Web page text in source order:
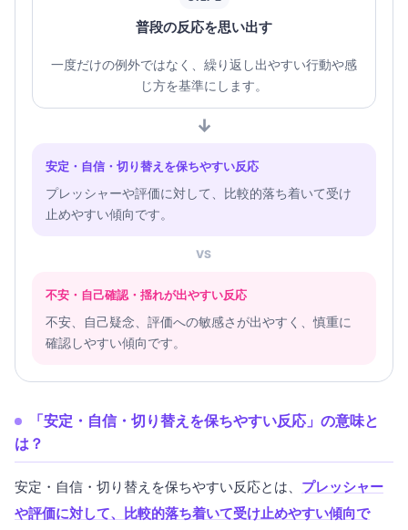
普段の反応を思い出す
一度だけの例外ではなく、繰り返し出やすい行動や感
じ方を基準にします。
↓
安定・自信・切り替えを保ちやすい反応
プレッシャーや評価に対して、比較的落ち着いて受け
止めやすい傾向です。
VS
不安・自己確認・揺れが出やすい反応
不安、自己疑念、評価への敏感さが出やすく、慎重に
確認しやすい傾向です。
「安定・自信・切り替えを保ちやすい反応」の意味と
は？
安定・自信・切り替えを保ちやすい反応とは、 プレッシャー
や評価に対して、比較的落ち着いて受け止めやすい傾向で